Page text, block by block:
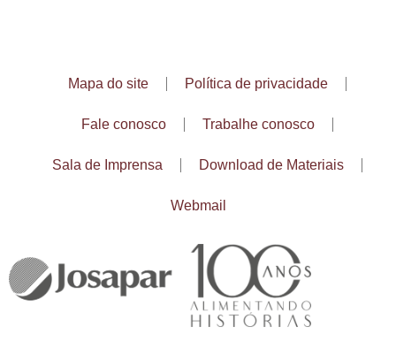
Mapa do site Política de privacidade
Fale conosco Trabalhe conosco
Sala de Imprensa Download de Materiais
Webmail